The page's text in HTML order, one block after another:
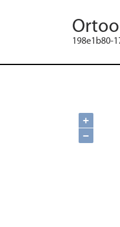
198e1b80-
+
−